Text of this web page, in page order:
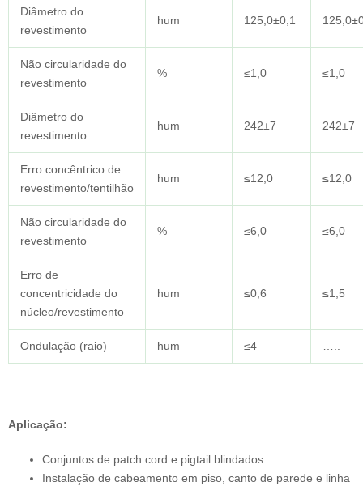
Diâmetro do
revestimento
hum 125,0±0,1
Não circularidade do
revestimento
% ≤1,0 ≤1,0
Diâmetro do
revestimento
hum 242±7 242±7
Erro concêntrico de
revestimento/tentilhão
hum ≤12,0 ≤12,0
Não circularidade do
revestimento
% ≤6,0 ≤6,0
Erro de
concentricidade do
núcleo/revestimento
hum ≤0,6 ≤1,5
Ondulação (raio) hum ≤4 …..
Aplicação:
Conjuntos de patch cord e pigtail blindados.
Instalação de cabeamento em piso, canto de parede e linha